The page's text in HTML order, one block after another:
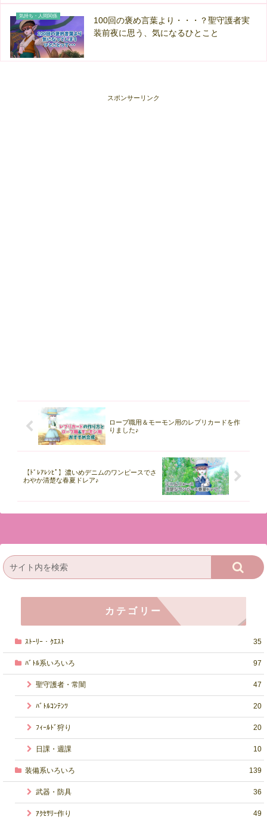
気持ち・人間関係
100回の褒め言葉より・・・？聖守護者実
装前夜に思う、気になるひとこと
スポンサーリンク
ローブ職用＆モーモン用のレプリカードを作
りました♪
【ﾄﾞﾚｱﾚｼﾋﾟ】濃いめデニムのワンピースでさ
わやか清楚な春夏ドレア♪
カテゴリー
ｽﾄｰﾘｰ・ｸｴｽﾄ 35
ﾊﾞﾄﾙ系いろいろ 97
聖守護者・常闇 47
ﾊﾞﾄﾙｺﾝﾃﾝﾂ 20
ﾌｨｰﾙﾄﾞ狩り 20
日課・週課 10
装備系いろいろ 139
武器・防具 36
ｱｸｾｻﾘｰ作り 49